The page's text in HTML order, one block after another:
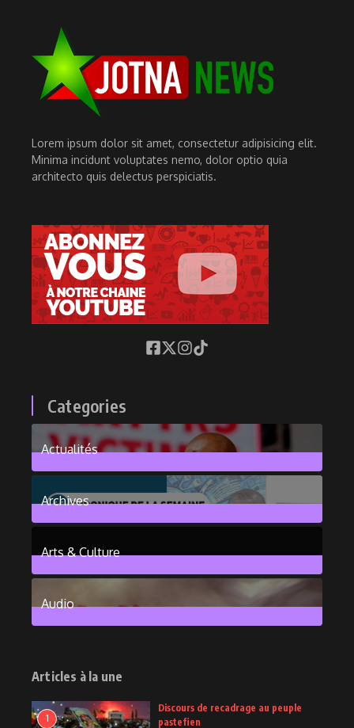
Lorem ipsum dolor sit amet, consectetur adipisicing elit.
Minima incidunt voluptates nemo, dolor optio quia
architecto quis delectus perspiciatis.
Categories
Actualités
376Posts
Archives
Arts & Culture
6Posts
Audio
Articles à la une
1
Discours de recadrage au peuple
pastefien